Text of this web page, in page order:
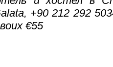
+90 212 292
€55